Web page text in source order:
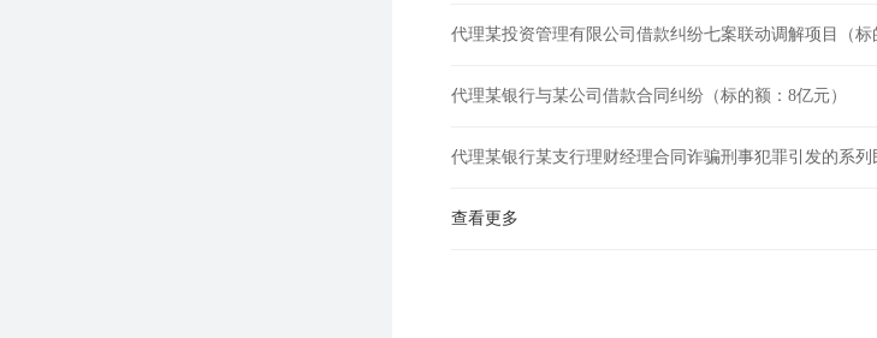
代理某投资管理有限公司借款纠纷七案联动调解项目（标
代理某银行与某公司借款合同纠纷（标的额：8亿元）
代理某银行某支行理财经理合同诈骗刑事犯罪引发的系列
查看更多